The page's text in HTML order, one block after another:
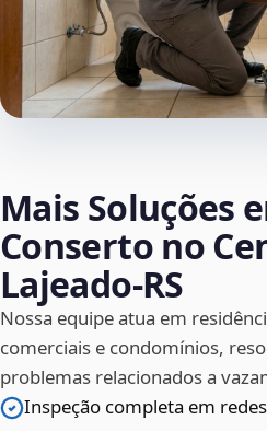
Mais Soluções
Conserto no
Lajeado‑RS
Nossa equipe atua em
comerciais e condomínios,
problemas relacionados a
Inspeção completa em